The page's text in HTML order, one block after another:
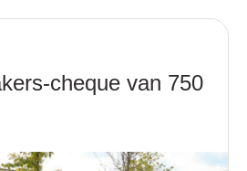
cheque van 750